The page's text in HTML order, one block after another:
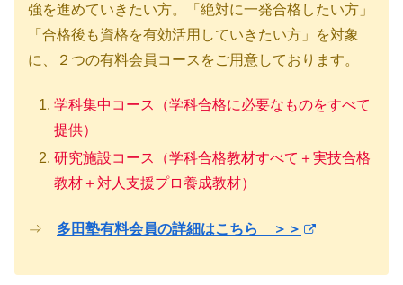
強を進めていきたい方。「絶対に一発合格したい方」
「合格後も資格を有効活用していきたい方」を対象
に、２つの有料会員コースをご用意しております。
学科集中コース（学科合格に必要なものをすべて
提供）
研究施設コース（学科合格教材すべて＋実技合格
教材＋対人支援プロ養成教材）
⇒ 多田塾有料会員の詳細はこちら ＞＞